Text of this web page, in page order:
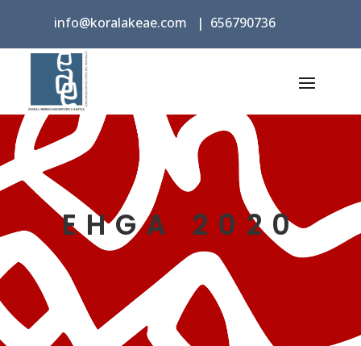
info@koralakeae.com | 656790736
EHGA 2020